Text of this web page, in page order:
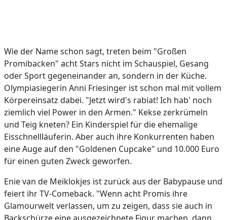
Wie der Name schon sagt, treten beim "Großen
Promibacken" acht Stars nicht im Schauspiel, Gesang
oder Sport gegeneinander an, sondern in der Küche.
Olympiasiegerin Anni Friesinger ist schon mal mit vollem
Körpereinsatz dabei. "Jetzt wird's rabiat! Ich hab' noch
ziemlich viel Power in den Armen." Kekse zerkrümeln
und Teig kneten? Ein Kinderspiel für die ehemalige
Eisschnellläuferin. Aber auch ihre Konkurrenten haben
eine Auge auf den "Goldenen Cupcake" und 10.000 Euro
für einen guten Zweck geworfen.
Enie van de Meiklokjes ist zurück aus der Babypause und
feiert ihr TV-Comeback. "Wenn acht Promis ihre
Glamourwelt verlassen, um zu zeigen, dass sie auch in